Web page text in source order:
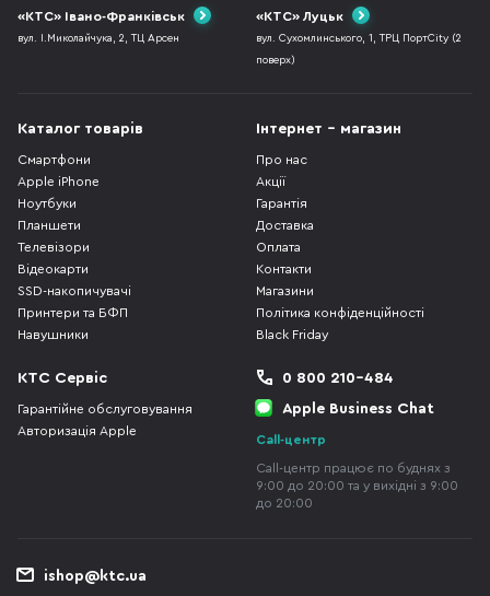
«КТС» Івано-Франківськ
вул. І.Миколайчука, 2, ТЦ Арсен
«КТС» Луцьк
вул. Сухомлинського, 1, ТРЦ ПортCity (2
поверх)
Каталог товарів
Смартфони
Apple iPhone
Ноутбуки
Планшети
Телевізори
Відеокарти
SSD-накопичувачі
Принтери та БФП
Навушники
Інтернет - магазин
Про нас
Акції
Гарантія
Доставка
Оплата
Контакти
Магазини
Політика конфіденційності
Black Friday
КТС Сервіс
Гарантійне обслуговування
Авторизація Apple
0 800 210-484
Apple Business Chat
Call-центр
Call-центр працює по буднях з
9:00 до 20:00 та у вихідні з 9:00
до 20:00
ishop@ktc.ua